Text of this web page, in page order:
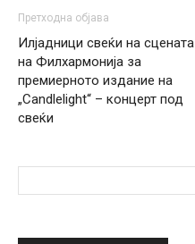
Претходна објава
Илјадници свеќи на сцената
на Филхармонија за
премиерното издание на
„Candlelight“ – концерт под
свеќи